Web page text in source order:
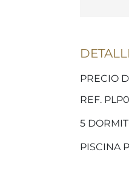
PRECIO
REF.
5
PISCINA